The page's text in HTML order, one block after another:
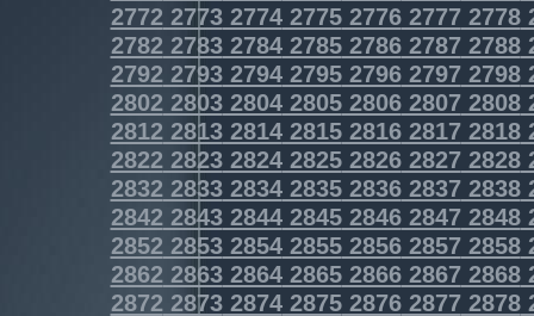
2772277327742775277627772778
2782278327842785278627872788
2792279327942795279627972798
2802280328042805280628072808
2812281328142815281628172818
2822282328242825282628272828
2832283328342835283628372838
2842284328442845284628472848
2852285328542855285628572858
2862286328642865286628672868
2872287328742875287628772878